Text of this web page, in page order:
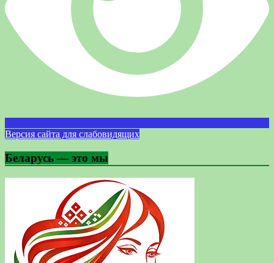
Версия сайта для слабовидящих
Беларусь — это мы